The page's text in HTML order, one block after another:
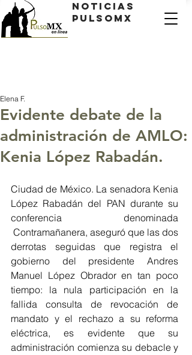
Noticias
PulsoMX
Evidente debate de la
administración de AMLO:
Kenia López Rabadán.
Elena F.
Ciudad de México. La senadora Kenia
López Rabadán del PAN durante su
conferencia denominada
Contramañanera, aseguró que las dos
derrotas seguidas que registra el
gobierno del presidente Andres
Manuel López Obrador en tan poco
tiempo: la nula participación en la
fallida consulta de revocación de
mandato y el rechazo a su reforma
eléctrica, es evidente que su
administración comienza su debacle y